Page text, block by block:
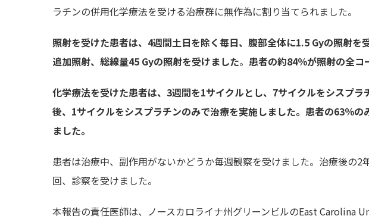
ラチンの併用化学療法を受ける治療群に無作為に割り当てられました。
照射を受けた患者は、4週間土日を除く毎日、腹部全体に1.5 Gyの照射を
追加照射、総線量45 Gyの照射を受けました。 患者の約84％が照射の全コ
化学療法を受けた患者は、3週間を1サイクルとし、7サイクルをシスプ
後、1サイクルをシスプラチンのみで治療を実施しました。患者の63％
ました。
患者は治療中、副作用がないかどうか毎週観察を受けました。治療後の2
回、診察を受けました。
本報告の責任医師は、ノースカロライナ州グリーンビルのEast Carolina